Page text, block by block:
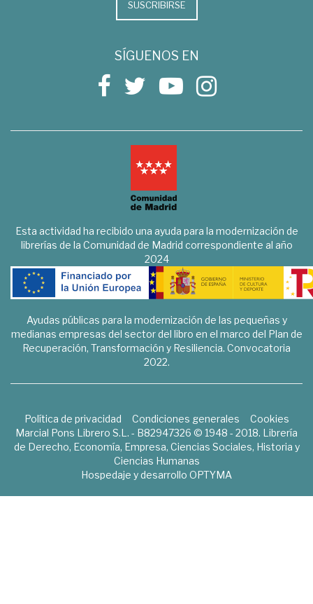
SUSCRIBIRSE
SÍGUENOS EN
Esta actividad ha recibido una ayuda para la modernización de
librerías de la Comunidad de Madrid correspondiente al año
2024
Ayudas públicas para la modernización de las pequeñas y
medianas empresas del sector del libro en el marco del Plan de
Recuperación, Transformación y Resiliencia. Convocatoria
2022.
Política de privacidad Condiciones generales
Cookies
Marcial Pons Librero S.L. - B82947326 © 1948 - 2018. Librería
de Derecho, Economía, Empresa, Ciencias Sociales, Historia y
Ciencias Humanas
Hospedaje y desarrollo OPTYMA